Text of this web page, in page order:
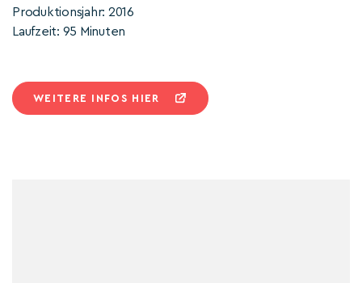
Produktionsjahr: 2016
Laufzeit: 95 Minuten
WEITERE INFOS HIER